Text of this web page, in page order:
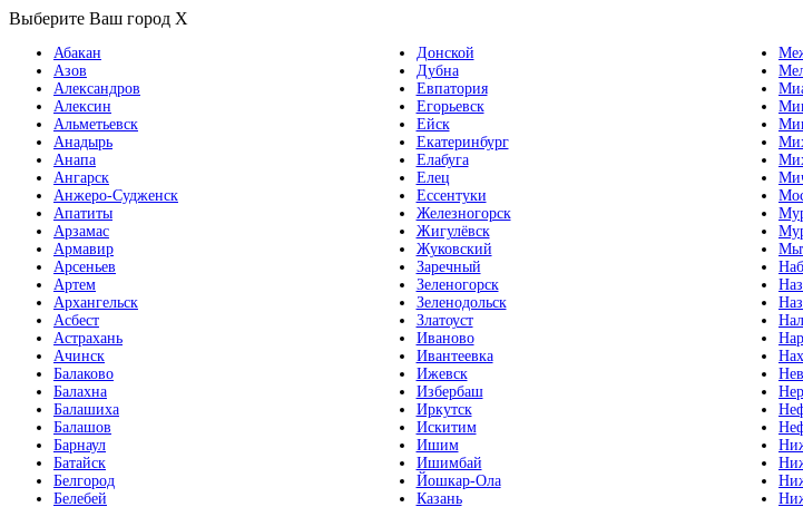
Выберите Ваш город X
Абакан
Азов
Александров
Алексин
Альметьевск
Анадырь
Анапа
Ангарск
Анжеро-Судженск
Апатиты
Арзамас
Армавир
Арсеньев
Артем
Архангельск
Асбест
Астрахань
Ачинск
Балаково
Балахна
Балашиха
Балашов
Барнаул
Батайск
Белгород
Белебей
Донской
Дубна
Евпатория
Егорьевск
Ейск
Екатеринбург
Елабуга
Елец
Ессентуки
Железногорск
Жигулёвск
Жуковский
Заречный
Зеленогорск
Зеленодольск
Златоуст
Иваново
Ивантеевка
Ижевск
Избербаш
Иркутск
Искитим
Ишим
Ишимбай
Йошкар-Ола
Казань